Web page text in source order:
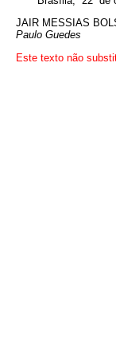
JAIR MESSIAS
Paulo Guedes
Este texto não